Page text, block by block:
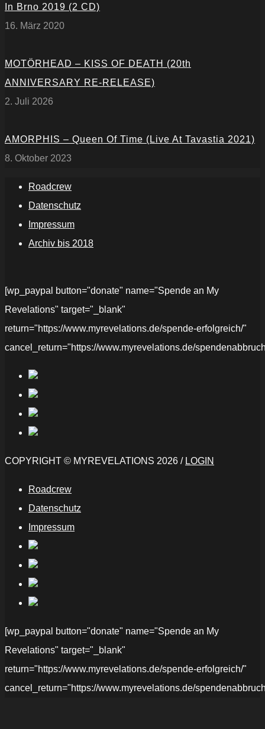
In Brno 2019 (2 CD)
16. März 2020
MOTÖRHEAD – KISS OF DEATH (20th
ANNIVERSARY RE-RELEASE)
2. Juli 2026
AMORPHIS – Queen Of Time (Live At Tavastia 2021)
8. Oktober 2023
Roadcrew
Datenschutz
Impressum
Archiv bis 2018
[wp_paypal button="donate" name="Spende an My
Revelations" target="_blank"
return="https://www.myrevelations.de/spende-erfolgreich/"
cancel_return="https://www.myrevelations.de/
COPYRIGHT © MYREVELATIONS 2026 / LOGIN
Roadcrew
Datenschutz
Impressum
[wp_paypal button="donate" name="Spende an My
Revelations" target="_blank"
return="https://www.myrevelations.de/spende-erfolgreich/"
cancel_return="https://www.myrevelations.de/